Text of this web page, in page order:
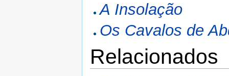
A Insolação
Os Cavalos de
Relacionados